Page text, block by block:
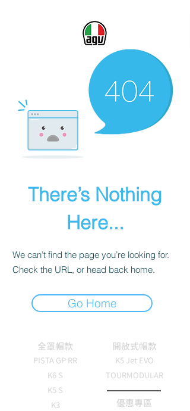
There’s Nothing
Here...
We can’t find the page you’re looking for.
Check the URL, or head back home.
Go Home
全罩帽款
PISTA GP RR
K6 S
K5 S
K3
開放式帽款
K5 Jet EVO
TOURMODULAR
優惠專區